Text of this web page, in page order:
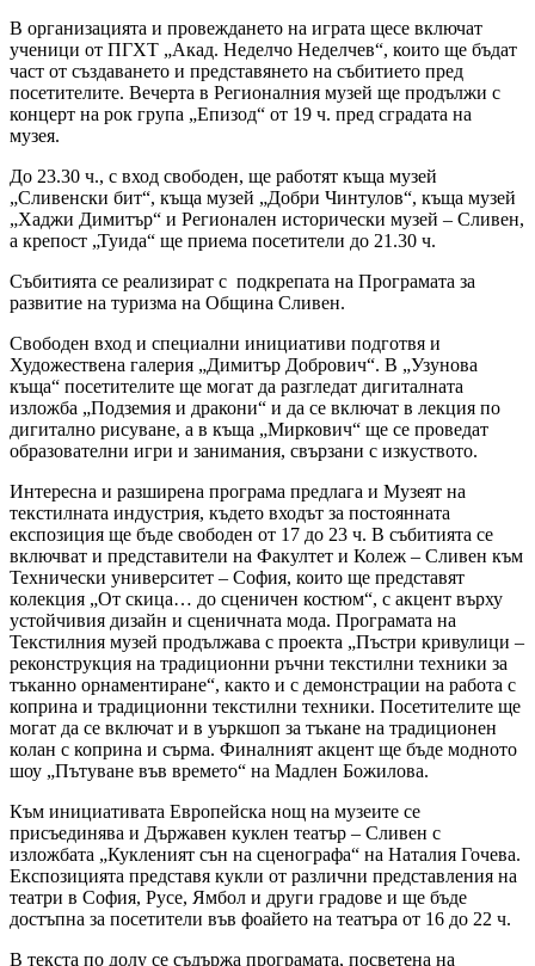
В организацията и провеждането на играта щесе включат
ученици от ПГХТ „Акад. Неделчо Неделчев“, които ще бъдат
част от създаването и представянето на събитието пред
посетителите. Вечерта в Регионалния музей ще продължи с
концерт на рок група „Епизод“ от 19 ч. пред сградата на
музея.
До 23.30 ч., с вход свободен, ще работят къща музей
„Сливенски бит“, къща музей „Добри Чинтулов“, къща музей
„Хаджи Димитър“ и Регионален исторически музей – Сливен,
а крепост „Туида“ ще приема посетители до 21.30 ч.
Събитията се реализират с подкрепата на Програмата за
развитие на туризма на Община Сливен.
Свободен вход и специални инициативи подготвя и
Художествена галерия „Димитър Добрович“. В „Узунова
къща“ посетителите ще могат да разгледат дигиталната
изложба „Подземия и дракони“ и да се включат в лекция по
дигитално рисуване, а в къща „Миркович“ ще се проведат
образователни игри и занимания, свързани с изкуството.
Интересна и разширена програма предлага и Музеят на
текстилната индустрия, където входът за постоянната
експозиция ще бъде свободен от 17 до 23 ч. В събитията се
включват и представители на Факултет и Колеж – Сливен към
Технически университет – София, които ще представят
колекция „От скица… до сценичен костюм“, с акцент върху
устойчивия дизайн и сценичната мода. Програмата на
Текстилния музей продължава с проекта „Пъстри кривулици –
реконструкция на традиционни ръчни текстилни техники за
тъканно орнаментиране“, както и с демонстрации на работа с
коприна и традиционни текстилни техники. Посетителите ще
могат да се включат и в уъркшоп за тъкане на традиционен
колан с коприна и сърма. Финалният акцент ще бъде модното
шоу „Пътуване във времето“ на Мадлен Божилова.
Към инициативата Европейска нощ на музеите се
присъединява и Държавен куклен театър – Сливен с
изложбата „Кукленият сън на сценографа“ на Наталия Гочева.
Експозицията представя кукли от различни представления на
театри в София, Русе, Ямбол и други градове и ще бъде
достъпна за посетители във фоайето на театъра от 16 до 22 ч.
В текста по долу се съдържа програмата, посветена на